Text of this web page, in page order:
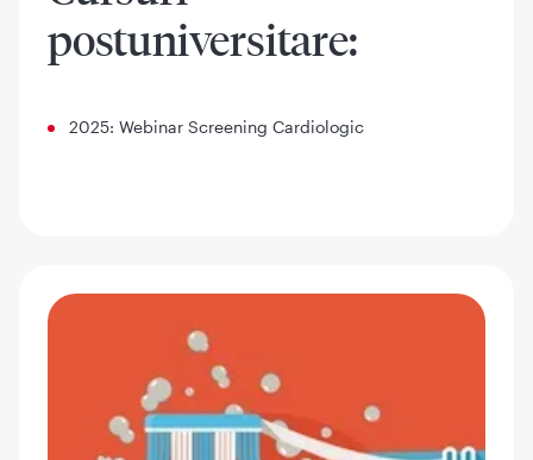
postuniversitare:
2025: Webinar Screening Cardiologic